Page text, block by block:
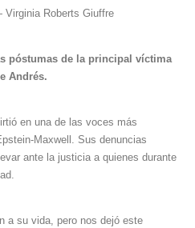
Roberts Giuffre
póstumas de la principal víctima
Andrés.
en una de las voces más
Maxwell. Sus denuncias
ante la justicia a quienes durante
a su vida, pero nos dejó este